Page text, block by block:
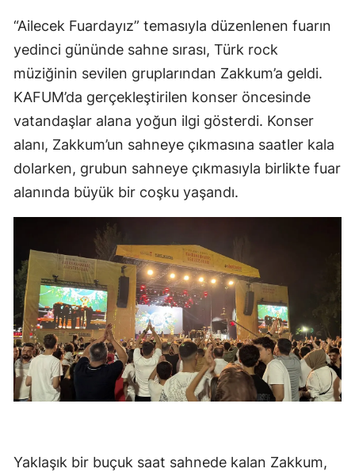
“Ailecek Fuardayız” temasıyla düzenlenen fuarın
yedinci gününde sahne sırası, Türk rock
müziğinin sevilen gruplarından Zakkum’a geldi.
KAFUM’da gerçekleştirilen konser öncesinde
vatandaşlar alana yoğun ilgi gösterdi. Konser
alanı, Zakkum’un sahneye çıkmasına saatler kala
dolarken, grubun sahneye çıkmasıyla birlikte fuar
alanında büyük bir coşku yaşandı.
Yaklaşık bir buçuk saat sahnede kalan Zakkum,